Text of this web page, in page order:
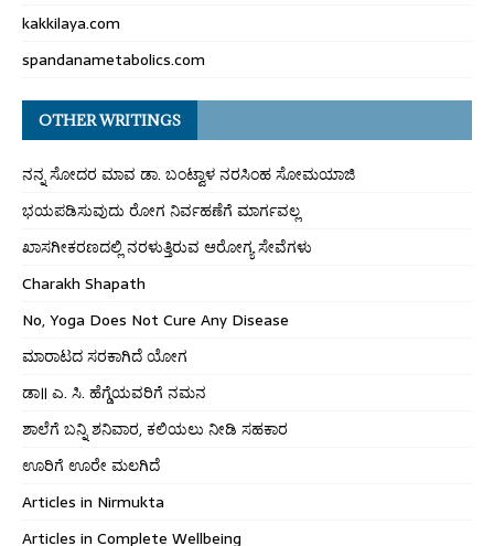
kakkilaya.com
spandanametabolics.com
OTHER WRITINGS
ನನ್ನ ಸೋದರ ಮಾವ ಡಾ. ಬಂಟ್ವಾಳ ನರಸಿಂಹ ಸೋಮಯಾಜಿ
ಭಯಪಡಿಸುವುದು ರೋಗ ನಿರ್ವಹಣೆಗೆ ಮಾರ್ಗವಲ್ಲ
ಖಾಸಗೀಕರಣದಲ್ಲಿ ನರಳುತ್ತಿರುವ ಆರೋಗ್ಯ ಸೇವೆಗಳು
Charakh Shapath
No, Yoga Does Not Cure Any Disease
ಮಾರಾಟದ ಸರಕಾಗಿದೆ ಯೋಗ
ಡಾ॥ ಎ. ಸಿ. ಹೆಗ್ಡೆಯವರಿಗೆ ನಮನ
ಶಾಲೆಗೆ ಬನ್ನಿ ಶನಿವಾರ, ಕಲಿಯಲು ನೀಡಿ ಸಹಕಾರ
ಊರಿಗೆ ಊರೇ ಮಲಗಿದೆ
Articles in Nirmukta
Articles in Complete Wellbeing